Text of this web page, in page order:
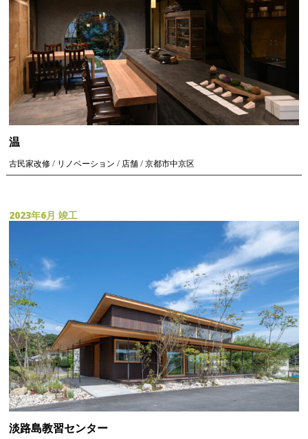
温
古民家改修 / リノベーション / 店舗 / 京都市中京区
2023年6月 竣工
淡路島教習センター